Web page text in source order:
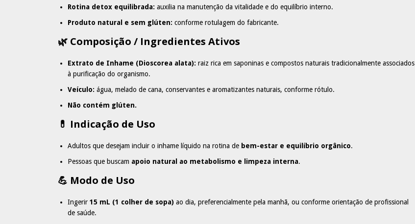
Rotina detox equilibrada: auxilia na manutenção da vitalidade e do equilíbrio interno.
Produto natural e sem glúten: conforme rotulagem do fabricante.
🌿 Composição / Ingredientes Ativos
Extrato de Inhame (Dioscorea alata): raiz rica em saponinas e compostos naturais tradicionalmente associados
à purificação do organismo.
Veículo: água, melado de cana, conservantes e aromatizantes naturais, conforme rótulo.
Não contém glúten.
💊 Indicação de Uso
Adultos que desejam incluir o inhame líquido na rotina de bem-estar e equilíbrio orgânico.
Pessoas que buscam apoio natural ao metabolismo e limpeza interna.
💪 Modo de Uso
Ingerir 15 mL (1 colher de sopa) ao dia, preferencialmente pela manhã, ou conforme orientação de profissional
de saúde.